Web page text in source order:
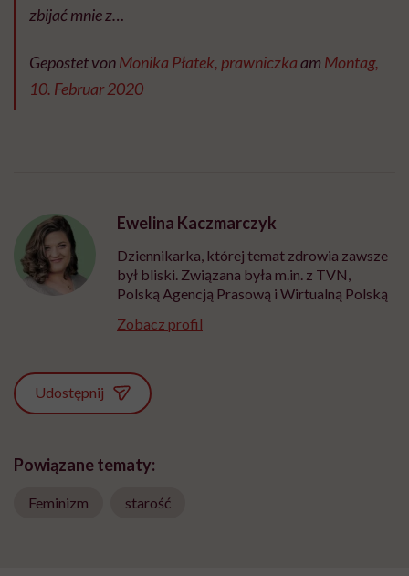
zbijać mnie z…
Gepostet vonMonika Płatek, prawniczkaam Montag,
10. Februar 2020
Ewelina Kaczmarczyk
Dziennikarka, której temat zdrowia zawsze
był bliski. Związana była m.in. z TVN,
Polską Agencją Prasową i Wirtualną Polską
Zobacz profil
Udostępnij
Powiązane tematy:
Feminizm starość